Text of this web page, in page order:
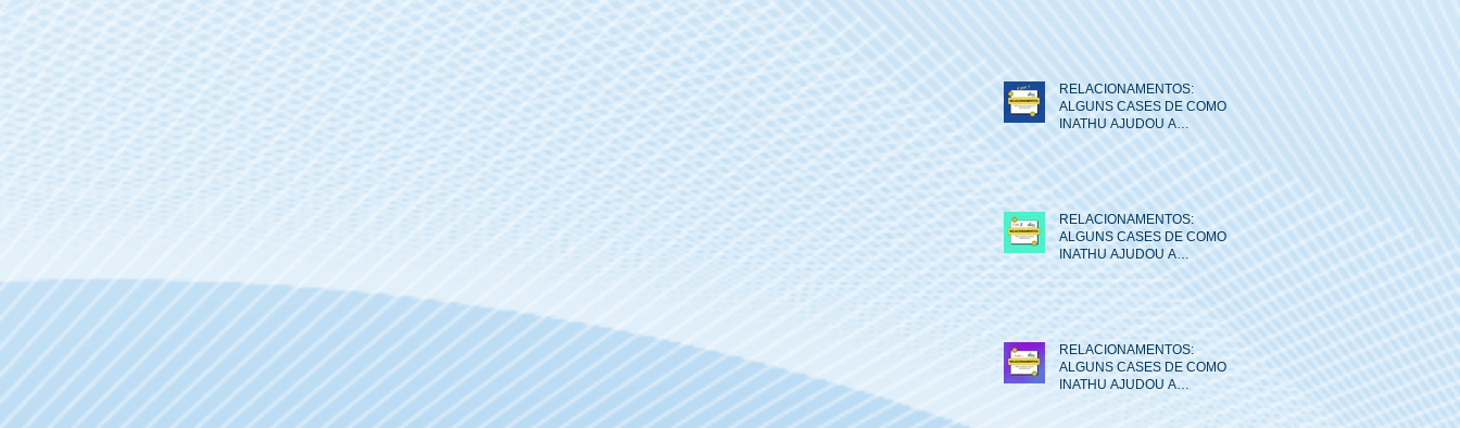
MELHORAR AS RELAÇÕES
ENTRE AS PESSOAS.CASE
RELACIONAMENTOS:
ALGUNS CASES DE COMO O
INATHU AJUDOU A
MELHORAR AS RELAÇÕES
ENTRE AS PESSOAS.
RELACIONAMENTOS:
ALGUNS CASES DE COMO O
INATHU AJUDOU A
MELHORAR AS RELAÇÕES
ENTRE AS PESSOAS.
RELACIONAMENTOS:
ALGUNS CASES DE COMO O
INATHU AJUDOU A
MELHORAR AS RELAÇÕES
ENTRE AS PESSOAS.